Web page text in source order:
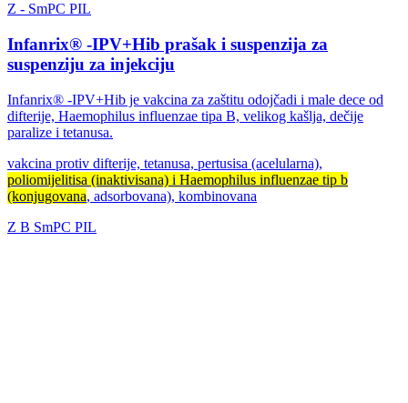
Z - SmPC PIL
Infanrix® -IPV+Hib prašak i suspenzija za
suspenziju za injekciju
Infanrix® -IPV+Hib je vakcina za zaštitu odojčadi i male dece od
difterije, Haemophilus influenzae tipa B, velikog kašlja, dečije
paralize i tetanusa.
vakcina protiv difterije, tetanusa, pertusisa (acelularna),
poliomijelitisa (inaktivisana) i Haemophilus influenzae tip b
(konjugovana, adsorbovana), kombinovana
Z B SmPC PIL